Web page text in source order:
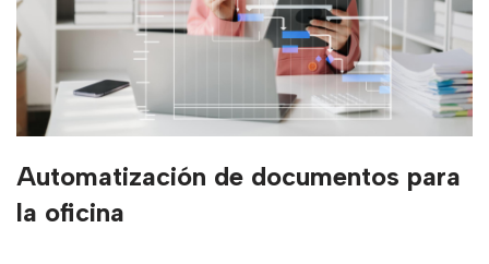
Automatización de documentos para
la oficina